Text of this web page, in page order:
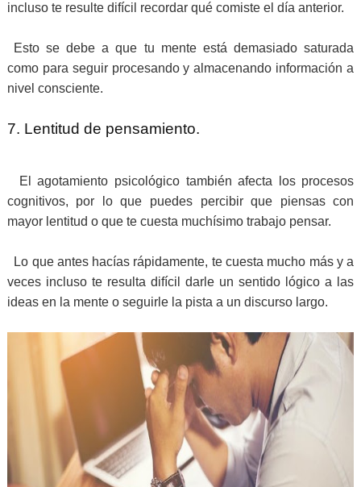
incluso te resulte difícil recordar qué comiste el día anterior.
Esto se debe a que tu mente está demasiado saturada
como para seguir procesando y almacenando información a
nivel consciente.
7. Lentitud de pensamiento.
El agotamiento psicológico también afecta los procesos
cognitivos, por lo que puedes percibir que piensas con
mayor lentitud o que te cuesta muchísimo trabajo pensar.
Lo que antes hacías rápidamente, te cuesta mucho más y a
veces incluso te resulta difícil darle un sentido lógico a las
ideas en la mente o seguirle la pista a un discurso largo.